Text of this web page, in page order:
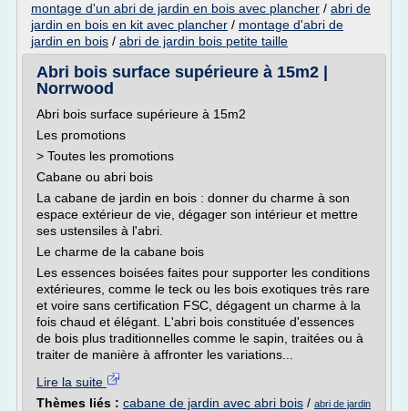
montage d'un abri de jardin en bois avec plancher / abri de
jardin en bois en kit avec plancher / montage d'abri de
jardin en bois / abri de jardin bois petite taille
Abri bois surface supérieure à 15m2 |
Norrwood
Abri bois surface supérieure à 15m2
Les promotions
> Toutes les promotions
Cabane ou abri bois
La cabane de jardin en bois : donner du charme à son
espace extérieur de vie, dégager son intérieur et mettre
ses ustensiles à l'abri.
Le charme de la cabane bois
Les essences boisées faites pour supporter les conditions
extérieures, comme le teck ou les bois exotiques très rare
et voire sans certification FSC, dégagent un charme à la
fois chaud et élégant. L'abri bois constituée d'essences
de bois plus traditionnelles comme le sapin, traitées ou à
traiter de manière à affronter les variations...
Lire la suite
Thèmes liés : cabane de jardin avec abri bois / abri de jardin